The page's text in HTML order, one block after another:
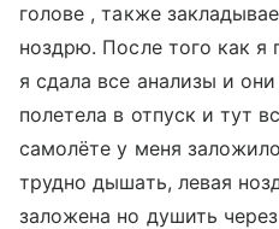
голове , также
ноздрю. После того как я
я сдала все анализы и
полетела в отпуск и тут
самолёте у меня
трудно дышать, левая
заложена но душить